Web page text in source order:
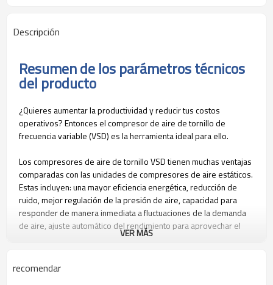
Descripción
Resumen de los parámetros técnicos
del producto
¿Quieres aumentar la productividad y reducir tus costos
operativos? Entonces el compresor de aire de tornillo de
frecuencia variable (VSD) es la herramienta ideal para ello.
Los compresores de aire de tornillo VSD tienen muchas ventajas
comparadas con las unidades de compresores de aire estáticos.
Estas incluyen: una mayor eficiencia energética, reducción de
ruido, mejor regulación de la presión de aire, capacidad para
responder de manera inmediata a fluctuaciones de la demanda
de aire, ajuste automático del rendimiento para aprovechar el
aire comprimido al máximo, y mayor seguridad en comparación
VER MÁS
recomendar